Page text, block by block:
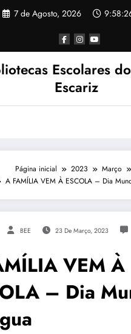
7 de Agosto, 2026
Escolares
Escariz
Página inicial 2023 Março
A FAMÍLIA VEM À ESCOLA – Dia
BEE 23 De Março, 2023
VEM À
– Dia